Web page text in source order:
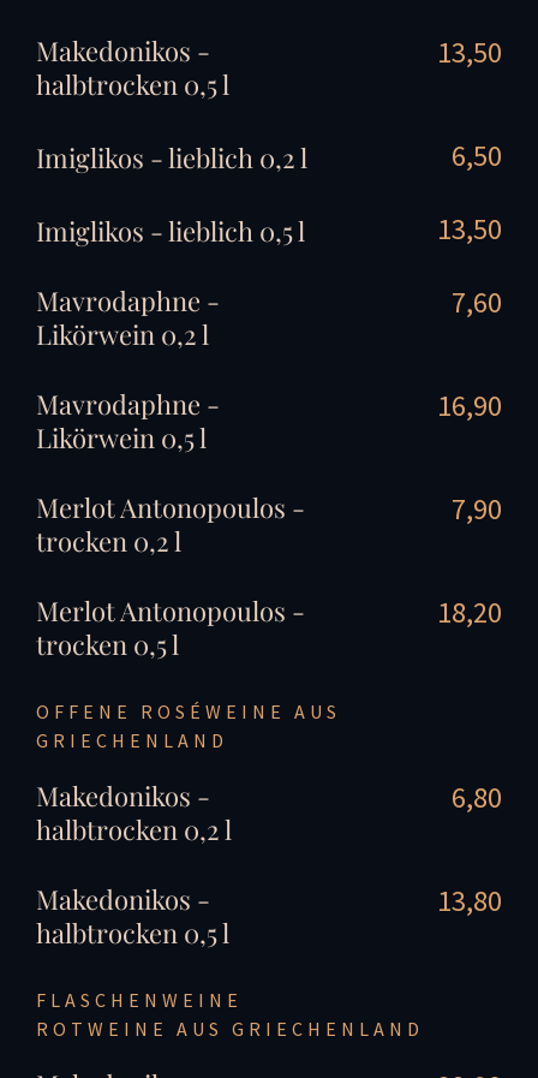
Makedonikos -
halbtrocken 0,5 l
13,50
Imiglikos - lieblich 0,2 l 6,50
Imiglikos - lieblich 0,5 l 13,50
Mavrodaphne -
Likörwein 0,2 l
7,60
Mavrodaphne -
Likörwein 0,5 l
16,90
Merlot Antonopoulos -
trocken 0,2 l
7,90
Merlot Antonopoulos -
trocken 0,5 l
18,20
OFFENE ROSÉWEINE AUS
GRIECHENLAND
Makedonikos -
halbtrocken 0,2 l
6,80
Makedonikos -
halbtrocken 0,5 l
13,80
FLASCHENWEINE
ROTWEINE AUS GRIECHENLAND